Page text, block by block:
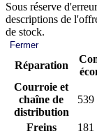
Sous réserve
descriptions de
de stock.
Fermer
Réparation
Courroie et
chaîne de
distribution
539
Freins 181